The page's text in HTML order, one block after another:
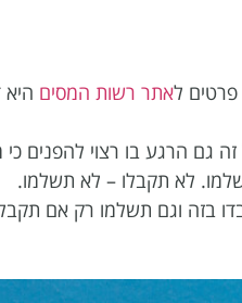
פרטים לאתר רשות המסים
גם הרגע בו רצוי להפנים כי
לא תקבלו – לא תשלמו.
בזה וגם תשלמו רק אם